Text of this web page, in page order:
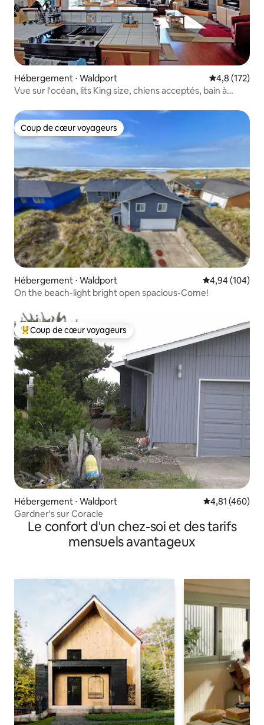
Hébergement ⋅ Waldport Évaluation
4,8 (172)
Vue sur l'océan, lits King size, chiens acceptés, bain à
Coup de cœur voyageurs
Coup de cœur voyageurs
Hébergement ⋅ Waldport Évaluation
4,94 (104)
On the beach-light bright open spacious-Come!
Coups de cœur voyageurs les plus appréciés
Coup de cœur voyageurs
Hébergement ⋅ Waldport Évaluation
4,81 (460)
Gardner's sur Coracle
Le confort d'un chez-soi et des tarifs
mensuels avantageux